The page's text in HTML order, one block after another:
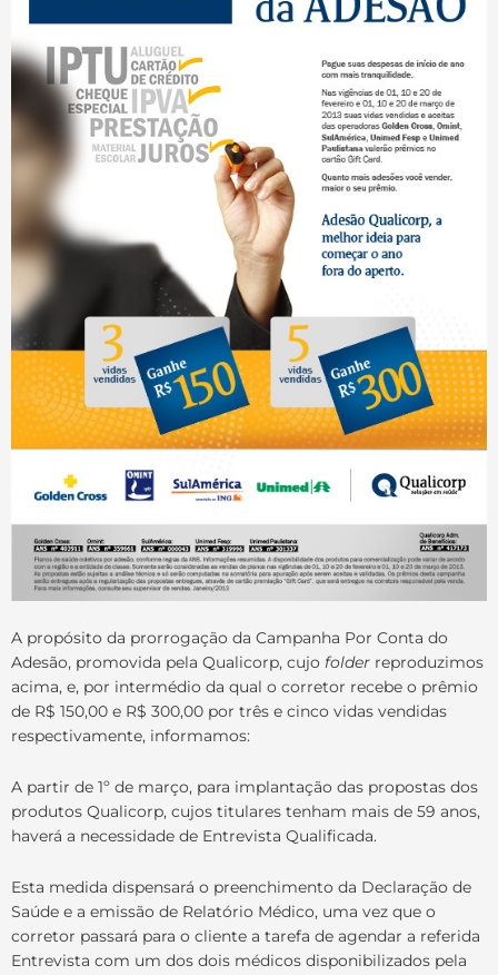
A propósito da prorrogação da Campanha Por Conta do
Adesão, promovida pela Qualicorp, cujo folder reproduzimos
acima, e, por intermédio da qual o corretor recebe o prêmio
de R$ 150,00 e R$ 300,00 por três e cinco vidas vendidas
respectivamente, informamos:
A partir de 1º de março, para implantação das propostas dos
produtos Qualicorp, cujos titulares tenham mais de 59 anos,
haverá a necessidade de Entrevista Qualificada.
Esta medida dispensará o preenchimento da Declaração de
Saúde e a emissão de Relatório Médico, uma vez que o
corretor passará para o cliente a tarefa de agendar a referida
Entrevista com um dos dois médicos disponibilizados pela